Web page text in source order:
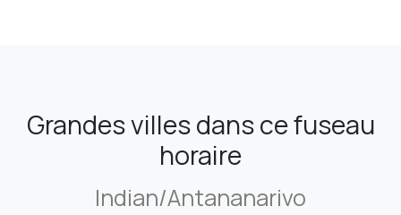
Grandes villes dans ce fuseau
horaire
Indian/Antananarivo